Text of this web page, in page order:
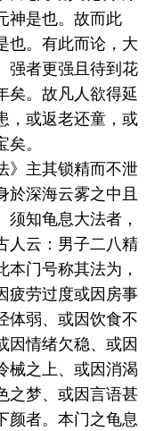
神是也。故而此
也。有此而论，大
强者更强且待到花
矣。故凡人欲得延
，或返老还童，或
。
主其锁精而不泄
於深海云雾之中且
知龟息大法者，
人云：男子二八精
门号称其法为，
疲劳过度或因房事
体弱、或因饮食不
因情绪欠稳、或因
械之上、或因消渴
之梦、或因言语甚
颜者。本门之龟息